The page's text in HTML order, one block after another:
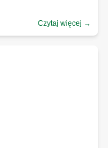
Czytaj więcej →